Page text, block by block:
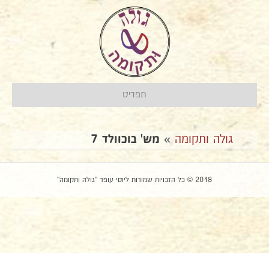
תפריט
גולה ותקומה » מש' בוכוולד 7
2018 © כל הזכויות שמורות ליוסי עופר "גולה ותקומה"